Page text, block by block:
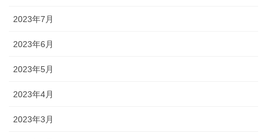
2023年7月
2023年6月
2023年5月
2023年4月
2023年3月